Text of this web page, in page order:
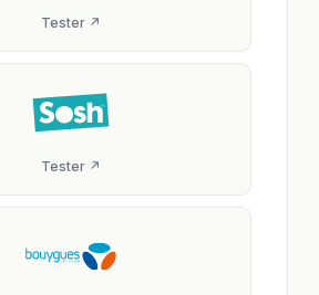
Tester ↗
Tester ↗